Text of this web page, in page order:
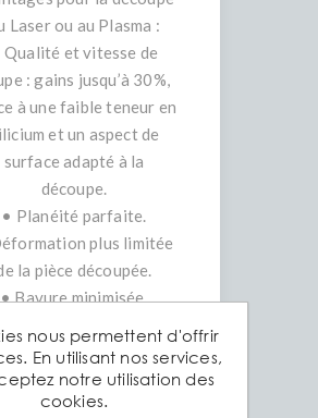
Laser ou au Plasma :
Qualité et vitesse de
: gains jusqu’à 30%,
à une faible teneur en
et un aspect de
surface adapté à la
découpe.
• Planéité parfaite.
plus limitée
la pièce découpée.
• Bavure minimisée.
pour le pliage,
l’emboutissage et le
automatique :
nous permettent d'offrir
En utilisant nos services,
notre utilisation des
cookies.